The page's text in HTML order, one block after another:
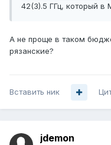
42(3).5 ГГц, который в
А не проще в таком
рязанские?
Вставить ник
jdemon